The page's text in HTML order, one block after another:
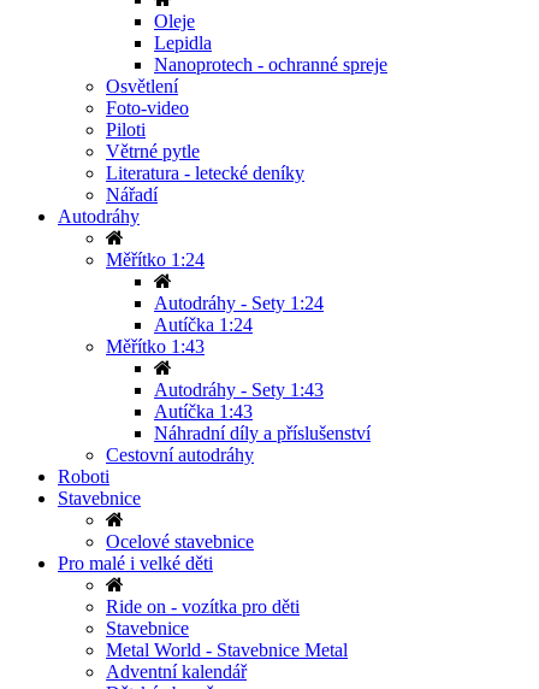
Oleje
Lepidla
Nanoprotech - ochranné spreje
Osvětlení
Foto-video
Piloti
Větrné pytle
Literatura - letecké deníky
Nářadí
Autodráhy
Měřítko 1:24
Autodráhy - Sety 1:24
Autíčka 1:24
Měřítko 1:43
Autodráhy - Sety 1:43
Autíčka 1:43
Náhradní díly a příslušenství
Cestovní autodráhy
Roboti
Stavebnice
Ocelové stavebnice
Pro malé i velké děti
Ride on - vozítka pro děti
Stavebnice
Metal World - Stavebnice Metal
Adventní kalendář